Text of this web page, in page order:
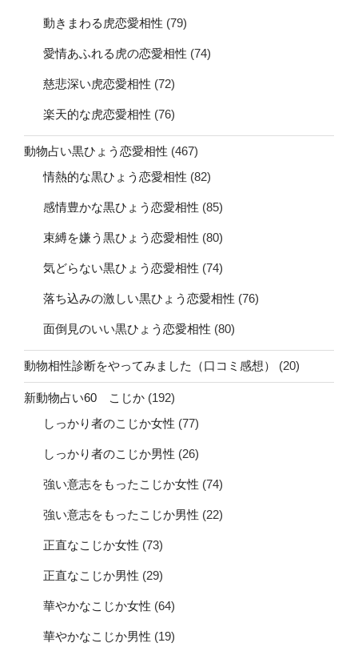
動きまわる虎恋愛相性 (79)
愛情あふれる虎の恋愛相性 (74)
慈悲深い虎恋愛相性 (72)
楽天的な虎恋愛相性 (76)
動物占い黒ひょう恋愛相性 (467)
情熱的な黒ひょう恋愛相性 (82)
感情豊かな黒ひょう恋愛相性 (85)
束縛を嫌う黒ひょう恋愛相性 (80)
気どらない黒ひょう恋愛相性 (74)
落ち込みの激しい黒ひょう恋愛相性 (76)
面倒見のいい黒ひょう恋愛相性 (80)
動物相性診断をやってみました（口コミ感想） (20)
新動物占い60 こじか (192)
しっかり者のこじか女性 (77)
しっかり者のこじか男性 (26)
強い意志をもったこじか女性 (74)
強い意志をもったこじか男性 (22)
正直なこじか女性 (73)
正直なこじか男性 (29)
華やかなこじか女性 (64)
華やかなこじか男性 (19)